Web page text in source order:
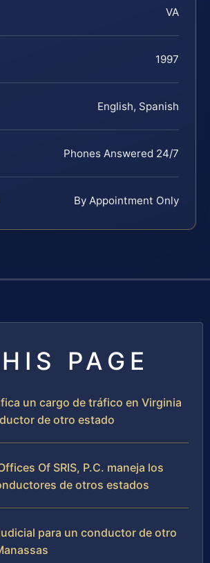
VA
1997
English, Spanish
Phones Answered 24/7
By Appointment Only
PAGE
un cargo de tráfico en Virginia
de otro estado
Of SRIS, P.C. maneja los
de otros estados
para un conductor de otro